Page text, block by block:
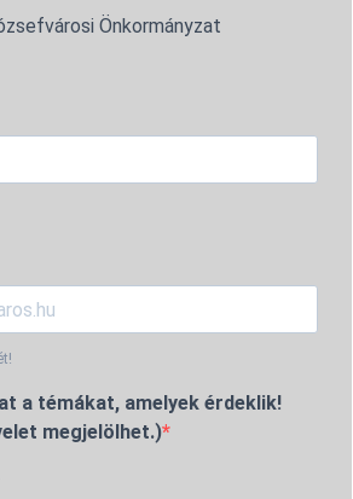
Önkormányzat
a témákat, amelyek érdeklik!
megjelölhet.)